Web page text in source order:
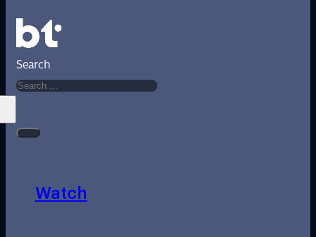
Search
Watch